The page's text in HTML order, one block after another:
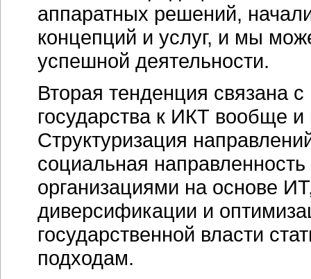
аппаратных решений,
концепций и услуг, и мы
успешной деятельности.
Вторая тенденция связана
государства к ИКТ вообще и
Структуризация
социальная
организациями на основе
диверсификации и
государственной власти
подходам.